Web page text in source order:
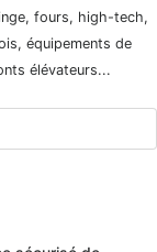
fours, high-tech,
équipements de
élévateurs...